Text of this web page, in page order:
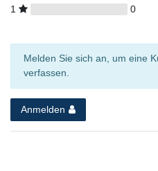
1
0
Melden Sie sich an, um eine
verfassen.
Anmelden